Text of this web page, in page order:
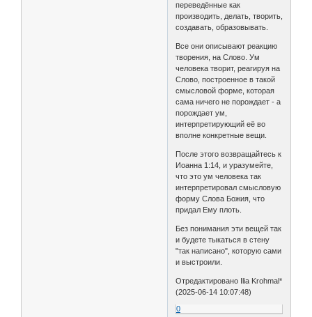
переведённые как
производить, делать, творить,
создавать, образовывать.
Все они описывают реакцию
творения, на Слово. Ум
человека творит, реагируя на
Слово, построенное в такой
смысловой форме, которая
сама ничего не порождает - а
порождает ум,
интерпретирующий её во
вполне конкретные вещи.
После этого возвращайтесь к
Иоанна 1:14, и уразумейте,
что это ум человека так
интерпретировал смысловую
форму Слова Божия, что
придал Ему плоть.
Без понимания эти вещей так
и будете тыкаться в стену
"так написано", которую сами
и выстроили.
Отредактировано Ilia Krohmal*
(2025-06-14 10:07:48)
0